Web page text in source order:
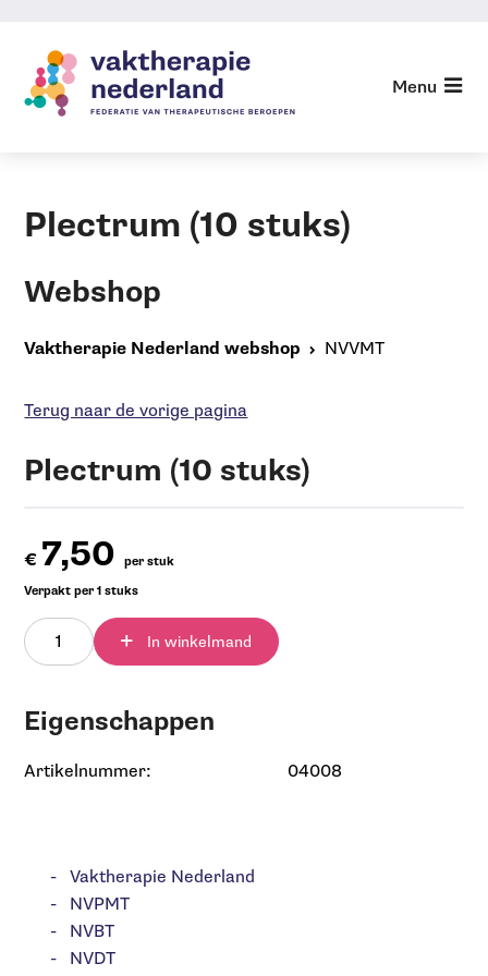
Jump
to
content
Menu
Plectrum (10 stuks)
Webshop
Vaktherapie Nederland webshop NVVMT
Terug naar de vorige pagina
Plectrum (10 stuks)
€ 7,50per stuk
Verpakt per 1 stuks
In winkelmand
Eigenschappen
Artikelnummer: 04008
Vaktherapie Nederland
NVPMT
NVBT
NVDT
Terug naar Vaktherapie
Nederland